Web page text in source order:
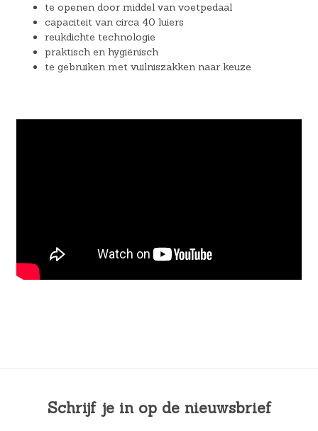
te openen door middel van voetpedaal
capaciteit van circa 40 luiers
reukdichte technologie
praktisch en hygiënisch
te gebruiken met vuilniszakken naar keuze
Schrijf je in op de nieuwsbrief